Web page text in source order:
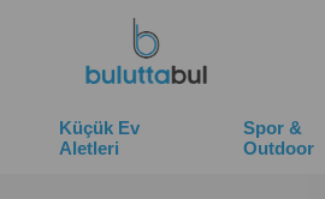
Küçük Ev
Aletleri
Spor &
Outdoor